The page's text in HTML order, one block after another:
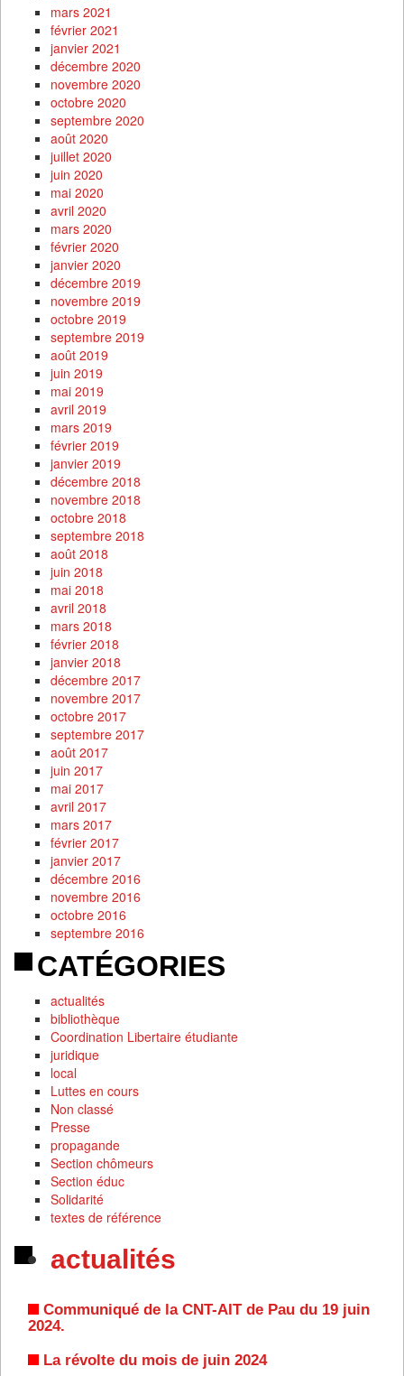
mars 2021
février 2021
janvier 2021
décembre 2020
novembre 2020
octobre 2020
septembre 2020
août 2020
juillet 2020
juin 2020
mai 2020
avril 2020
mars 2020
février 2020
janvier 2020
décembre 2019
novembre 2019
octobre 2019
septembre 2019
août 2019
juin 2019
mai 2019
avril 2019
mars 2019
février 2019
janvier 2019
décembre 2018
novembre 2018
octobre 2018
septembre 2018
août 2018
juin 2018
mai 2018
avril 2018
mars 2018
février 2018
janvier 2018
décembre 2017
novembre 2017
octobre 2017
septembre 2017
août 2017
juin 2017
mai 2017
avril 2017
mars 2017
février 2017
janvier 2017
décembre 2016
novembre 2016
octobre 2016
septembre 2016
CATÉGORIES
actualités
bibliothèque
Coordination Libertaire étudiante
juridique
local
Luttes en cours
Non classé
Presse
propagande
Section chômeurs
Section éduc
Solidarité
textes de référence
actualités
Communiqué de la CNT-AIT de Pau du 19 juin
2024.
La révolte du mois de juin 2024